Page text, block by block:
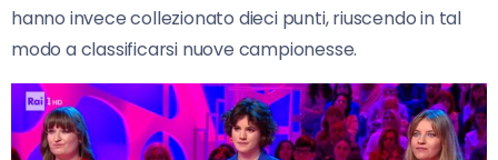
hanno invece collezionato dieci punti, riuscendo in tal
modo a classificarsi nuove campionesse.